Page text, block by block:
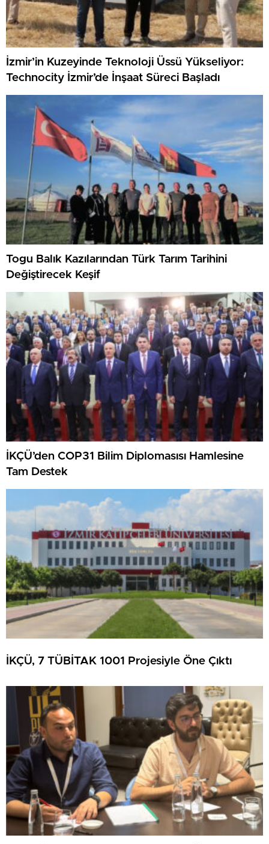
İzmir’in Kuzeyinde Teknoloji Üssü Yükseliyor:
Technocity İzmir’de İnşaat Süreci Başladı
Togu Balık Kazılarından Türk Tarım Tarihini
Değiştirecek Keşif
İKÇÜ’den COP31 Bilim Diplomasısı Hamlesine
Tam Destek
İKÇÜ, 7 TÜBİTAK 1001 Projesiyle Öne Çıktı